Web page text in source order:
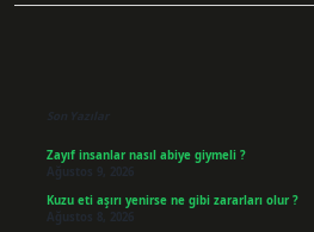
Son Yazılar
Zayıf insanlar nasıl abiye giymeli ?
Ağustos 9, 2026
Kuzu eti aşırı yenirse ne gibi zararları olur ?
Ağustos 8, 2026